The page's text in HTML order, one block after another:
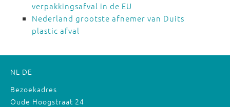
verpakkingsafval in de EU
Nederland grootste afnemer van Duits
plastic afval
NL DE
Bezoekadres
Oude Hoogstraat 24